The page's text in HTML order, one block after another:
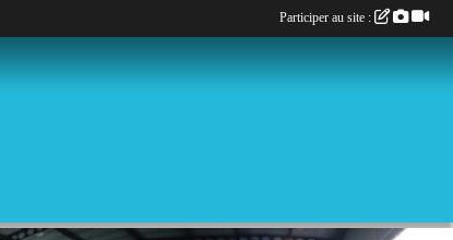
Participer au site :